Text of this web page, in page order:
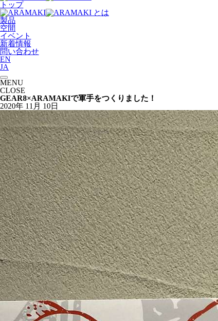
トップ
とは
製品
空間
イベント
新着情報
問い合わせ
EN
JA
MENU
CLOSE
GEAR8×ARAMAKIで軍手をつくりました！
2020年 11月 10日